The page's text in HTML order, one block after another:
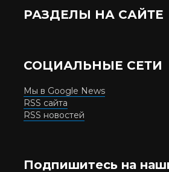
РАЗДЕЛЫ НА САЙТЕ
СОЦИАЛЬНЫЕ СЕТИ
Мы в Google News
RSS сайта
RSS новостей
Подпишитесь на